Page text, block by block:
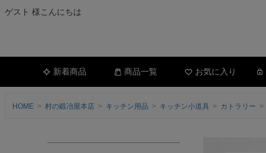
ゲスト 様こんにちは
新着商品 商品一覧 お気に入り
HOME 村の鍛冶屋本店 キッチン用品 キッチン小道具 カトラリー